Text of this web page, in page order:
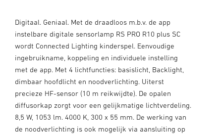
Digitaal. Geniaal. Met de draadloos m.b.v. de app
instelbare digitale sensorlamp RS PRO R10 plus SC
wordt Connected Lighting kinderspel. Eenvoudige
ingebruikname, koppeling en individuele instelling
met de app. Met 4 lichtfuncties: basislicht, Backlight,
dimbaar hoofdlicht en noodverlichting. Uiterst
precieze HF-sensor (10 m reikwijdte). De opalen
diffusorkap zorgt voor een gelijkmatige lichtverdeling.
8,5 W, 1053 lm. 4000 K, 300 x 55 mm. De werking van
de noodverlichting is ook mogelijk via aansluiting op